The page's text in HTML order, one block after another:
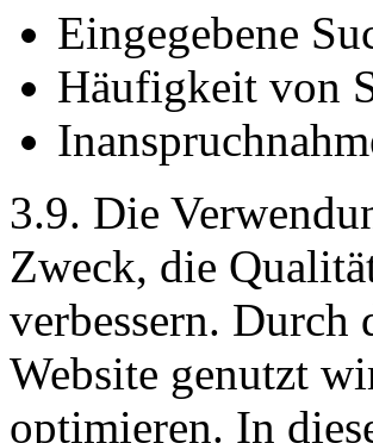
Eingegebene
Häufigkeit von
3.9. Die
Zweck, die
verbessern.
Website genutzt
optimieren. In